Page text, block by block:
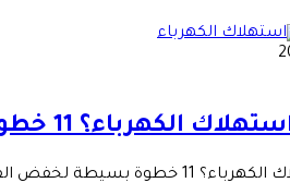
11 خطوة بسيطة لخفض الفاتورة
الكهرباء تزيد عالميًّا، لذا فإنَّ ترشيد استهلاك…